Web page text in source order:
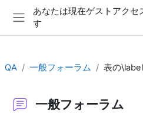
メインコンテンツへスキップする
サイドパネル
あなたは現在ゲストアクセ
す
QA 一般フォーラム 表の
一般フォーラム